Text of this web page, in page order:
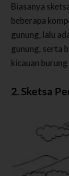
Biasanya
beberapa
gunung, lalu
gunung, serta
kicauan
2. Sketsa